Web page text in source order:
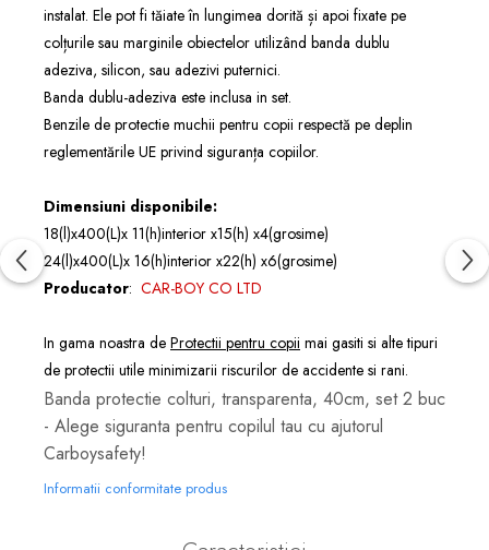
instalat. Ele pot fi tăiate în lungimea dorită și apoi fixate pe
colțurile sau marginile obiectelor utilizând banda dublu
adeziva, silicon, sau adezivi puternici.
Banda dublu-adeziva este inclusa in set.
Benzile de protectie muchii pentru copii respectă pe deplin
reglementările UE privind siguranța copiilor.
Dimensiuni disponibile:
18(l)x400(L)x 11(h)interior x15(h) x4(grosime)
24(l)x400(L)x 16(h)interior x22(h) x6(grosime)
Producator: CAR-BOY CO LTD
In gama noastra de Protectii pentru copii mai gasiti si alte tipuri
de protectii utile minimizarii riscurilor de accidente si rani.
Banda protectie colturi, transparenta, 40cm, set 2 buc
- Alege siguranta pentru copilul tau cu ajutorul
Carboysafety!
Informatii conformitate produs